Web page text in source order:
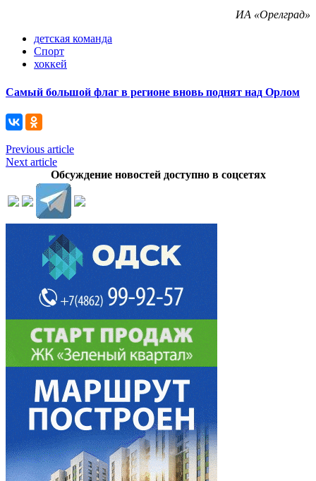
ИА «Орелград»
детская команда
Спорт
хоккей
Самый большой флаг в регионе вновь поднят над Орлом
Previous article
Next article
Обсуждение новостей доступно в соцсетях